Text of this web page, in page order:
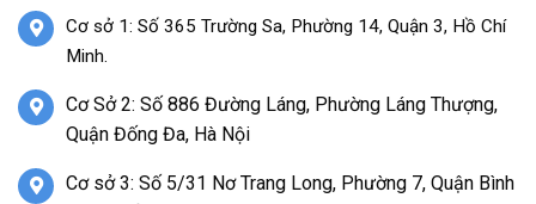
Cơ sở 1: Số 365 Trường Sa, Phường 14, Quận 3, Hồ Chí
Minh.
Cơ Sở 2: Số 886 Đường Láng, Phường Láng Thượng,
Quận Đống Đa, Hà Nội
Cơ sở 3: Số 5/31 Nơ Trang Long, Phường 7, Quận Bình